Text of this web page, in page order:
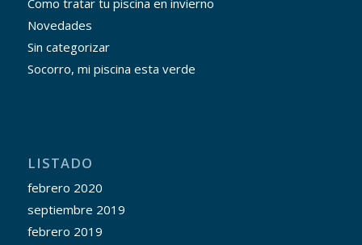
Como tratar tu piscina en invierno
Novedades
Sin categorizar
Socorro, mi piscina esta verde
LISTADO
febrero 2020
septiembre 2019
febrero 2019